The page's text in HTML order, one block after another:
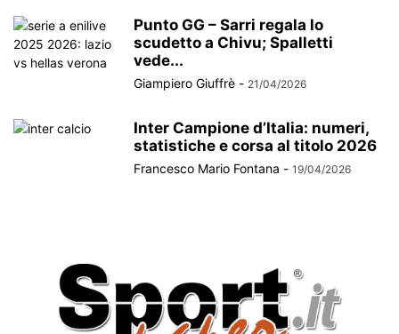
Punto GG – Sarri regala lo
scudetto a Chivu; Spalletti
vede...
Giampiero Giuffrè - 21/04/2026
Inter Campione d’Italia: numeri,
statistiche e corsa al titolo 2026
Francesco Mario Fontana - 19/04/2026